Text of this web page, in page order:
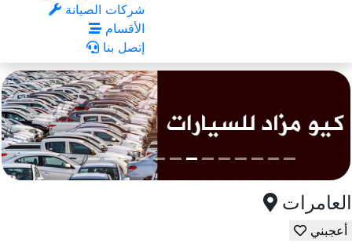
شركات الصيانة
الأقسام
إتصل بنا
العامرات
أعجبني